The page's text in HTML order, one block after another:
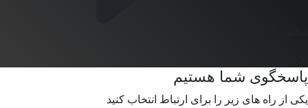
پاسخگوی شما هستیم
یکی از راه های زیر را برای ارتباط انتخاب کنید